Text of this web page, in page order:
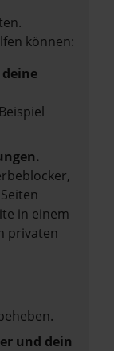
können:
in einem
privaten
und dein